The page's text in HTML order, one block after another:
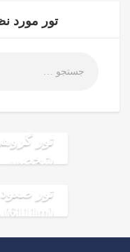
تور مورد
تور
شخصی
تور صعود
(6111m) وگشت دهلی ،اگرا